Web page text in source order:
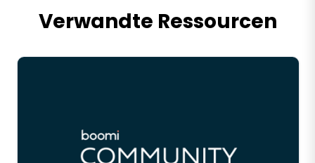
Verwandte Ressourcen